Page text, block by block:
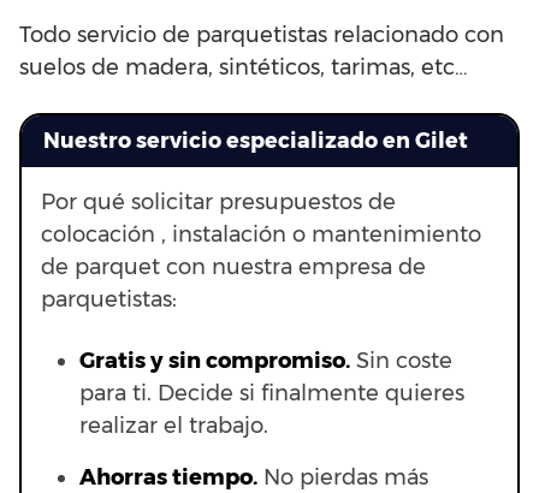
Todo servicio de parquetistas relacionado con
suelos de madera, sintéticos, tarimas, etc…
Nuestro servicio especializado en Gilet
Por qué solicitar presupuestos de
colocación , instalación o mantenimiento
de parquet con nuestra empresa de
parquetistas:
Gratis y sin compromiso. Sin coste
para ti. Decide si finalmente quieres
realizar el trabajo.
Ahorras tiempo. No pierdas más